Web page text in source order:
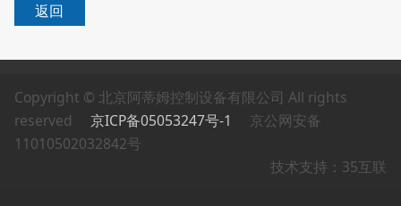
返回
Copyright © 北京阿蒂姆控制设备有限公司 All rights
reserved 京ICP备05053247号-1
京公网安备
11010502032842号
技术支持：35互联